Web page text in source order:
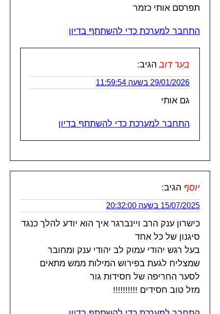
תפרסם אותי כזמר
התחבר למערכת כדי להשתתף בדיון
בער דוב הגיב:
29/01/2026 בשעה 11:59:54
גם אותי
התחבר למערכת כדי להשתתף בדיון
יוסף הגיב:
15/07/2025 בשעה 20:32:00
כישרון ענק הרב ויינברגר איך הוא יודע להלך כנגד
סיגנון של כל אחד
בעל רגש יהודי עמוק לב יהודי ענק ומחובר
שמצליח לגעת בפירוש המילות ממש מתאים
לסער החריפה של חסידות גור
מזל טוב חסידים !!!!!!!!!!